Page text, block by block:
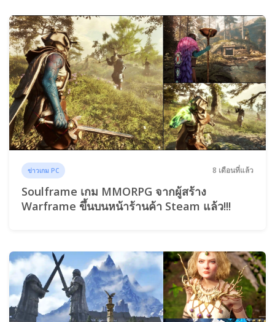
ข่าวเกม PC 8 เดือนที่แล้ว
Soulframe เกม MMORPG จากผู้สร้าง
Warframe ขึ้นบนหน้าร้านค้า Steam แล้ว!!!